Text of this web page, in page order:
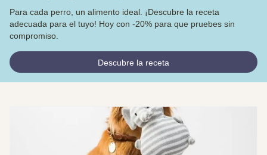
Para cada perro, un alimento ideal. ¡Descubre la receta
adecuada para el tuyo! Hoy con -20% para que pruebes sin
compromiso.
Descubre la receta